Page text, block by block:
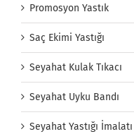
Promosyon Yastık
Saç Ekimi Yastığı
Seyahat Kulak Tıkacı
Seyahat Uyku Bandı
Seyahat Yastığı İmalatı